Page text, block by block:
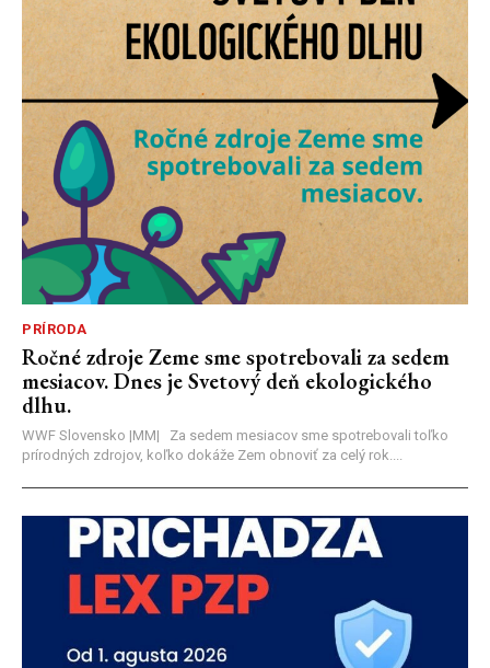
PRÍRODA
Ročné zdroje Zeme sme spotrebovali za sedem
mesiacov. Dnes je Svetový deň ekologického
dlhu.
WWF Slovensko |MM| Za sedem mesiacov sme spotrebovali toľko
prírodných zdrojov, koľko dokáže Zem obnoviť za celý rok....